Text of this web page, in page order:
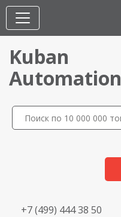
Kuban
Automation
+7 (499) 444 38 50